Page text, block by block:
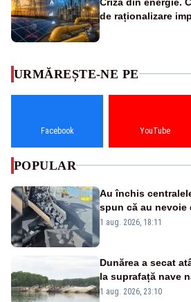
de raționalizare
URMĂREȘTE-NE PE
Facebook YouTube
POPULAR
Au închis
spun că au nevoie
pasează vina în
1 aug. 2026, 18:11
Dunărea a secat
la suprafață nave
război mondial
1 aug. 2026, 23:10